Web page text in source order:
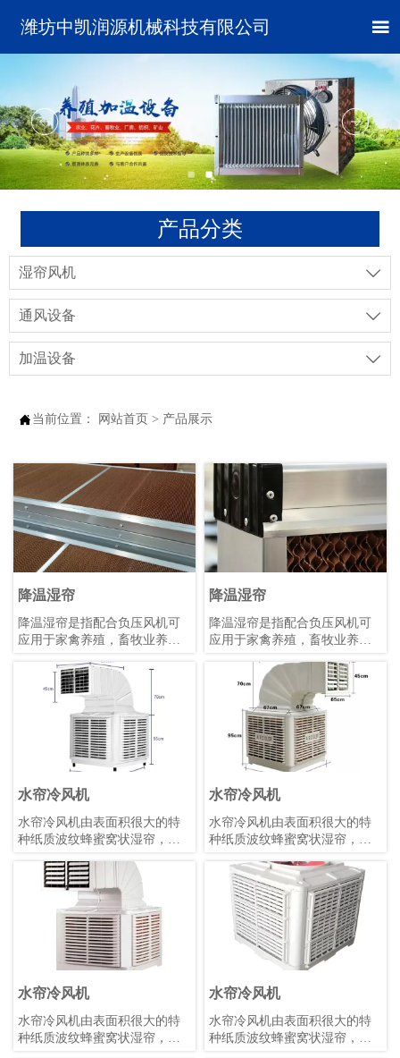
潍坊中凯润源机械科技有限公司 
产品分类
湿帘风机 
通风设备 
加温设备 
 当前位置： 网站首页 > 产品展示
降温湿帘
降温湿帘是指配合负压风机可
应用于家禽养殖，畜牧业养
植，工业生产等室内的降温加
湿功能。
降温湿帘
降温湿帘是指配合负压风机可
应用于家禽养殖，畜牧业养
植，工业生产等室内的降温加
水帘冷风机
水帘冷风机由表面积很大的特
种纸质波纹蜂蜜窝状湿帘，水
机壳及电器元件等组成。
水帘冷风机
水帘冷风机由表面积很大的特
种纸质波纹蜂蜜窝状湿帘，水
机壳及电器元件等组成。
水帘冷风机
水帘冷风机由表面积很大的特
种纸质波纹蜂蜜窝状湿帘，水
水帘冷风机
水帘冷风机由表面积很大的特
种纸质波纹蜂蜜窝状湿帘，水